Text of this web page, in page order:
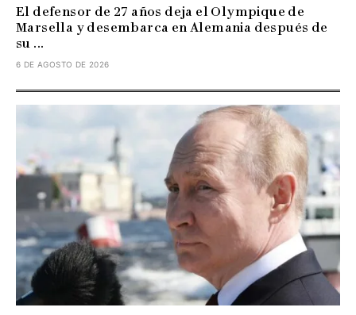
El defensor de 27 años deja el Olympique de
Marsella y desembarca en Alemania después de
su ...
6 DE AGOSTO DE 2026